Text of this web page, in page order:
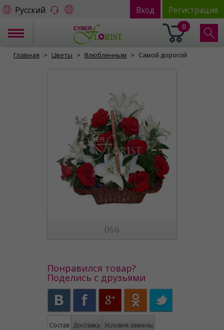
Русский Вход Регистрация
0
Главная Цветы Влюбленным Самой дорогой
056
Понравился товар?
Поделись с друзьями
Состав Доставка Условия замены